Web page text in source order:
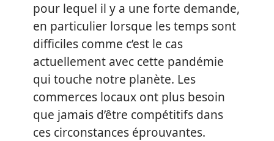
pour lequel il y a une forte demande,
en particulier lorsque les temps sont
difficiles comme c’est le cas
actuellement avec cette pandémie
qui touche notre planète. Les
commerces locaux ont plus besoin
que jamais d’être compétitifs dans
ces circonstances éprouvantes.